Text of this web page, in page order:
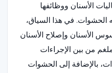
الأسنان ووظائفها
الحشوات. في هذا السياق،
الأسنان وإصلاح الأسنان
من بين الإجراءات
بالإضافة إلى الحشوات